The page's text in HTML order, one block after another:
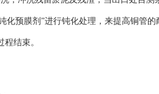
化预膜剂”进行钝化处理，来提高铜管
结束。